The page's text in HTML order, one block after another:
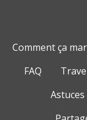
Comment ça
FAQ